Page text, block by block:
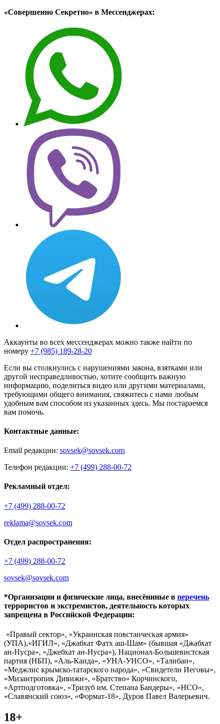
«Совершенно Секретно» в Мессенджерах:
Аккаунты во всех мессенджерах можно также найти по
номеру +7 (985) 189-28-20
Если вы столкнулись с нарушениями закона, взятками или
другой несправедливостью, хотите сообщить важную
информацию, поделиться видео или другими материалами,
требующими общего внимания, свяжитесь с нами любым
удобным вам способом из указанных здесь. Мы постараемся
вам помочь.
Контактные данные:
Email редакции: sovsek@sovsek.com
Телефон редакции: +7 (499) 288-00-72
Рекламный отдел:
+7 (499) 288-00-72
reklama@sovsek.com
Отдел распространения:
+7 (499) 288-00-72
sovsek@sovsek.com
*Организации и физические лица, внесённные в перечень
террористов и экстремистов, деятельность которых
запрещена в Российской Федерации:
«Правый сектор», «Украинская повстанческая армия»
(УПА),«ИГИЛ», «Джабхат Фатх аш-Шам» (бывшая «Джабхат
ан-Нусра», «Джебхат ан-Нусра»), Национал-Большевистская
партия (НБП), «Аль-Каида», «УНА-УНСО», «Талибан»,
«Меджлис крымско-татарского народа», «Свидетели Иеговы»,
«Мизантропик Дивижн», «Братство» Корчинского,
«Артподготовка», «Тризуб им. Степана Бандеры», «НСО»,
«Славянский союз», «Формат-18», Дуров Павел Валерьевич.
18+